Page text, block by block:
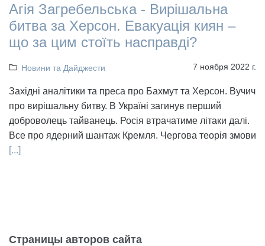
Агія Загребельська - Вирішальна
битва за Херсон. Евакуація киян –
що за цим стоїть насправді?
Новини та Дайджести 7 ноября 2022 г.
Західні аналітики та преса про Бахмут та Херсон. Вучич
про вирішальну битву. В Україні загинув перший
доброволець тайванець. Росія втрачатиме літаки далі.
Все про ядерний шантаж Кремля. Чергова теорія змови
[...]
Страницы авторов сайта